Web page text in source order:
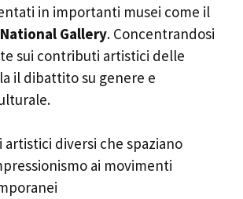
in importanti musei come il
National Gallery. Concentrandosi
sui contributi artistici delle
il dibattito su genere e
diversi che spaziano
ai movimenti